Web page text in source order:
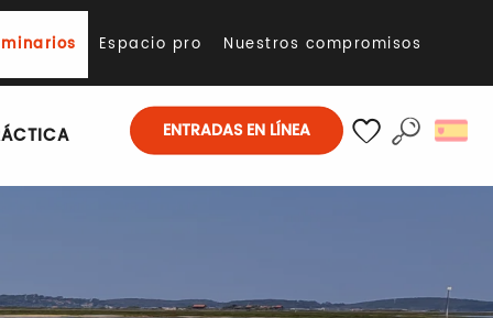
ENTRADAS EN LÍNEA
Espacio pro Nuestros compromisos